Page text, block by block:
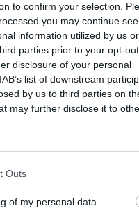
to confirm your selection.
you may continue
information utilized by us or
parties prior to your opt-
disclosure of your personal
list of downstream
by us to third parties on
may further disclose it to
Outs
of my personal data.
miała nie spodobać się
z batalionu. W grudniu
powołań dla
TSW.
Jak informuje nas
batalionu, na
12 stycznia wchodzi w
jedynie powołania w
Operacja Horyzont,
na wschodnią granicę).
ograniczone dla
dni w tygodniu (i to w